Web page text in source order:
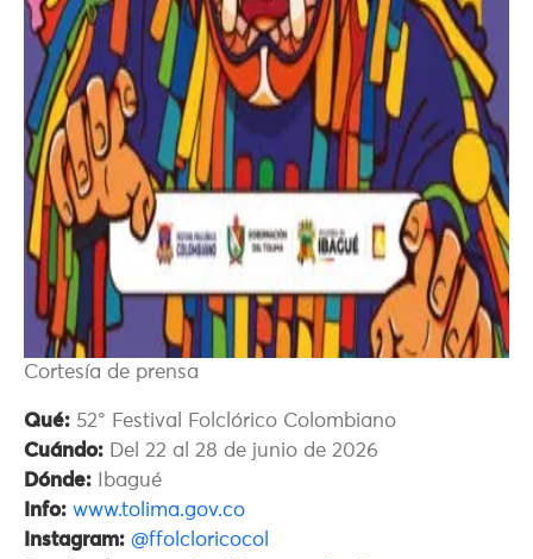
Cortesía de prensa
Qué: 52° Festival Folclórico Colombiano
Cuándo: Del 22 al 28 de junio de 2026
Dónde: Ibagué
Info: www.tolima.gov.co
Instagram: @ffolcloricocol